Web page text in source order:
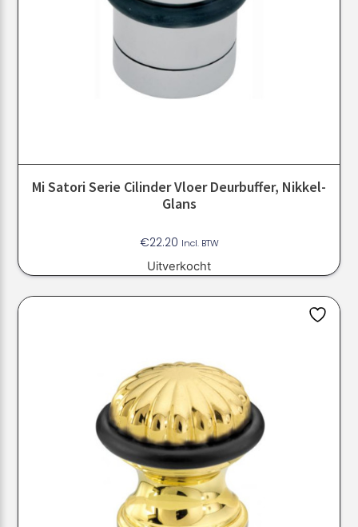
Mi Satori Serie Cilinder Vloer Deurbuffer, Nikkel-
Glans
€22.20 Incl. BTW
Uitverkocht